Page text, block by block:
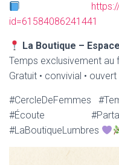
id=61584086241441
La Boutique –
Temps exclusivement au
Gratuit • convivial •
#CercleDeFemmes
#Écoute
#LaBoutiqueLumbres